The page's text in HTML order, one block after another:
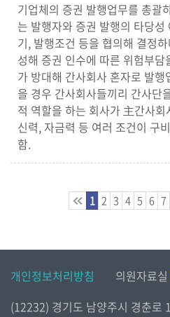
기업체의 증권 발행업무를 총괄
는 발행자와 증권 발행의 타당
기, 발행조건 등을 협의해 결정
성해 증권 인수에 따른 위험부
가 방대해 간사회사 혼자로 발
을 경우 간사회사들끼리 간사단
적 역할을 하는 회사가 主간사
신력, 자금력 등 여러 조건이 구
함.
1 2 3 4 5 6 7
개인정보처리방침 의원자료실
(12232) 경기도 남양주시 경춘로